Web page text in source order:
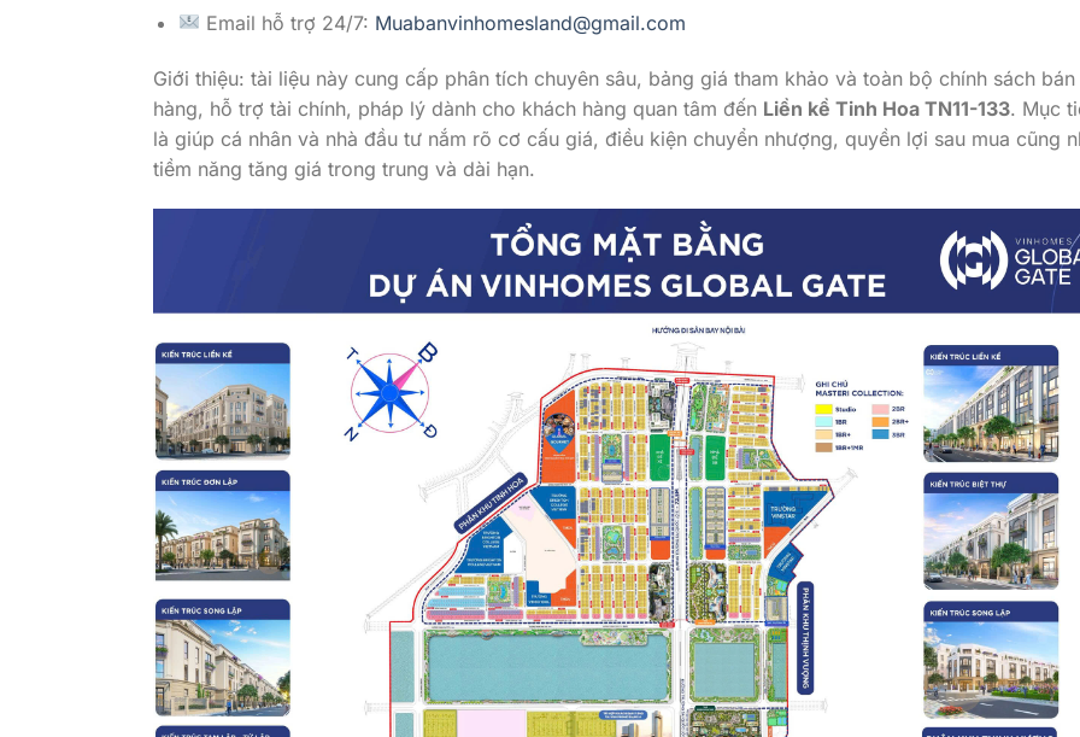
Email hỗ trợ 24/7: Muabanvinhomesland@gmail.com
Giới thiệu: tài liệu này cung cấp phân tích chuyên sâu, bảng giá tham khảo và toàn bộ chính sách bán
hàng, hỗ trợ tài chính, pháp lý dành cho khách hàng quan tâm đến Liền kề Tinh Hoa TN11-133. Mục
là giúp cá nhân và nhà đầu tư nắm rõ cơ cấu giá, điều kiện chuyển nhượng, quyền lợi sau mua cũng
tiềm năng tăng giá trong trung và dài hạn.